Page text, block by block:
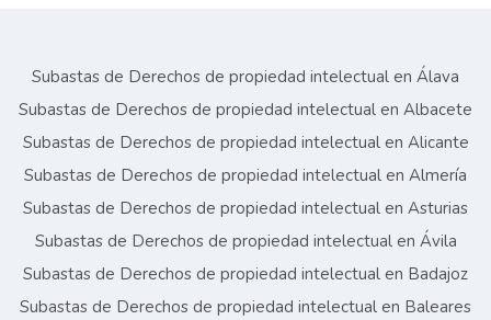
Subastas de Derechos de propiedad intelectual en Álava
Subastas de Derechos de propiedad intelectual en Albacete
Subastas de Derechos de propiedad intelectual en Alicante
Subastas de Derechos de propiedad intelectual en Almería
Subastas de Derechos de propiedad intelectual en Asturias
Subastas de Derechos de propiedad intelectual en Ávila
Subastas de Derechos de propiedad intelectual en Badajoz
Subastas de Derechos de propiedad intelectual en Baleares